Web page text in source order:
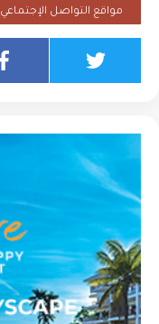
مواقع التواصل الإجتماعي